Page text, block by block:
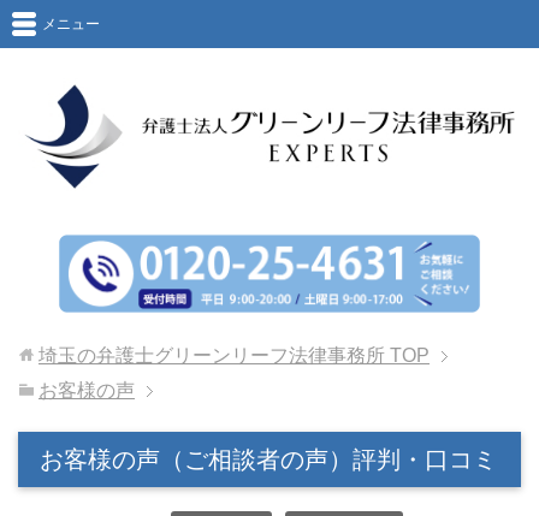
メニュー
埼玉の弁護士グリーンリーフ法律事務所 TOP
お客様の声
お客様の声（ご相談者の声）評判・口コミ